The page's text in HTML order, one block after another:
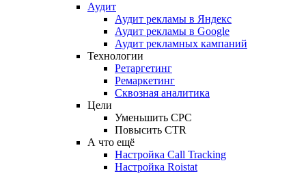
Аудит
Аудит рекламы в Яндекс
Аудит рекламы в Google
Аудит рекламных кампаний
Технологии
Ретаргетинг
Ремаркетинг
Сквозная аналитика
Цели
Уменьшить CPC
Повысить CTR
А что ещё
Настройка Call Tracking
Настройка Roistat